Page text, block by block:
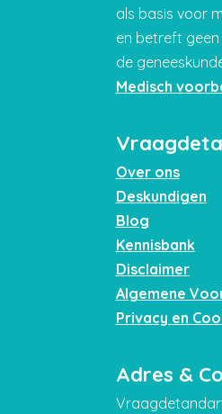
als basis voor
en betreft
de
Medisch
Over ons
Deskundigen
Blog
Kennisbank
Disclaimer
Algemene
Privacy en
Adres &